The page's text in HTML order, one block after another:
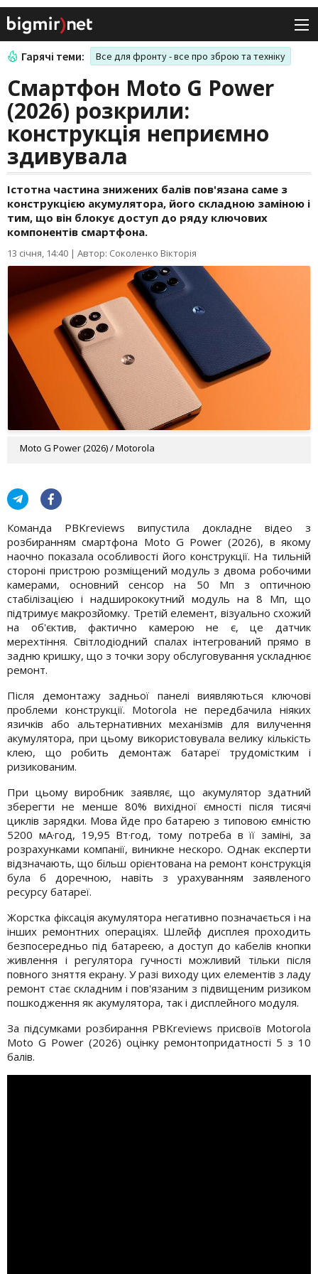
Гарячі теми: Все для фронту - все про зброю та техніку
Смартфон Moto G Power
(2026) розкрили:
конструкція неприємно
здивувала
Істотна частина знижених балів пов'язана саме з
конструкцією акумулятора, його складною заміною і
тим, що він блокує доступ до ряду ключових
компонентів смартфона.
13 січня, 14:40 | Автор: Соколенко Вікторія
Moto G Power (2026) / Motorola
Команда PBKreviews випустила докладне відео з
розбиранням смартфона Moto G Power (2026), в якому
наочно показала особливості його конструкції. На тильній
стороні пристрою розміщений модуль з двома робочими
камерами, основний сенсор на 50 Мп з оптичною
стабілізацією і надширококутний модуль на 8 Мп, що
підтримує макрозйомку. Третій елемент, візуально схожий
на об'єктив, фактично камерою не є, це датчик
мерехтіння. Світлодіодний спалах інтегрований прямо в
задню кришку, що з точки зору обслуговування ускладнює
ремонт.
Після демонтажу задньої панелі виявляються ключові
проблеми конструкції. Motorola не передбачила ніяких
язичків або альтернативних механізмів для вилучення
акумулятора, при цьому використовувала велику кількість
клею, що робить демонтаж батареї трудомістким і
ризикованим.
При цьому виробник заявляє, що акумулятор здатний
зберегти не менше 80% вихідної ємності після тисячі
циклів зарядки. Мова йде про батарею з типовою ємністю
5200 мА·год, 19,95 Вт·год, тому потреба в її заміні, за
розрахунками компанії, виникне нескоро. Однак експерти
відзначають, що більш орієнтована на ремонт конструкція
була б доречною, навіть з урахуванням заявленого
ресурсу батареї.
Жорстка фіксація акумулятора негативно позначається і на
інших ремонтних операціях. Шлейф дисплея проходить
безпосередньо під батареєю, а доступ до кабелів кнопки
живлення і регулятора гучності можливий тільки після
повного зняття екрану. У разі виходу цих елементів з ладу
ремонт стає складним і пов'язаним з підвищеним ризиком
пошкодження як акумулятора, так і дисплейного модуля.
За підсумками розбирання PBKreviews присвоїв Motorola
Moto G Power (2026) оцінку ремонтопридатності 5 з 10
балів.